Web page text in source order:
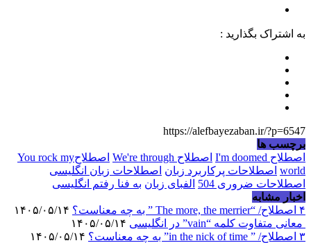
به اشتراک بگذارید :
https://alefbayezaban.ir/?p=6547
برچسب ها
اصطلاح I'm doomed
اصطلاح We're through
اصطلاحYou rock my
world اصطلاحات پرکاربرد زبان اصطلاحات زبان انگلیسی
اصطلاحات ضروری 504
الفبای زبان به فنا رفتم انگلیسی
اخبار مشابه
۴ اصطلاح/ “The more, the merrier ” به چه معناست؟
معانی متفاوت کلمه “vain” در انگلیسی
۳ اصطلاح/ ” in the nick of time” به چه معناست؟